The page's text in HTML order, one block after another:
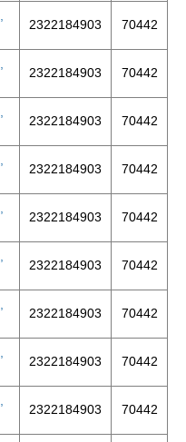
2322184903 70442
2322184903 70442
2322184903 70442
2322184903 70442
2322184903 70442
2322184903 70442
2322184903 70442
2322184903 70442
2322184903 70442